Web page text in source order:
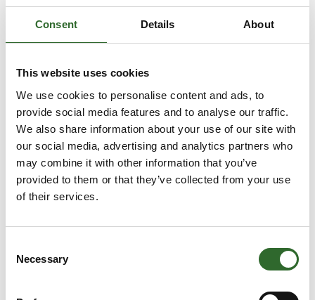
Consent Details About
This website uses cookies
We use cookies to personalise content and ads, to
provide social media features and to analyse our traffic.
We also share information about your use of our site with
our social media, advertising and analytics partners who
may combine it with other information that you’ve
provided to them or that they’ve collected from your use
of their services.
Selection
Necessary
gearmotorspecialist NORD
NORD leverer decentrale drevsystemer